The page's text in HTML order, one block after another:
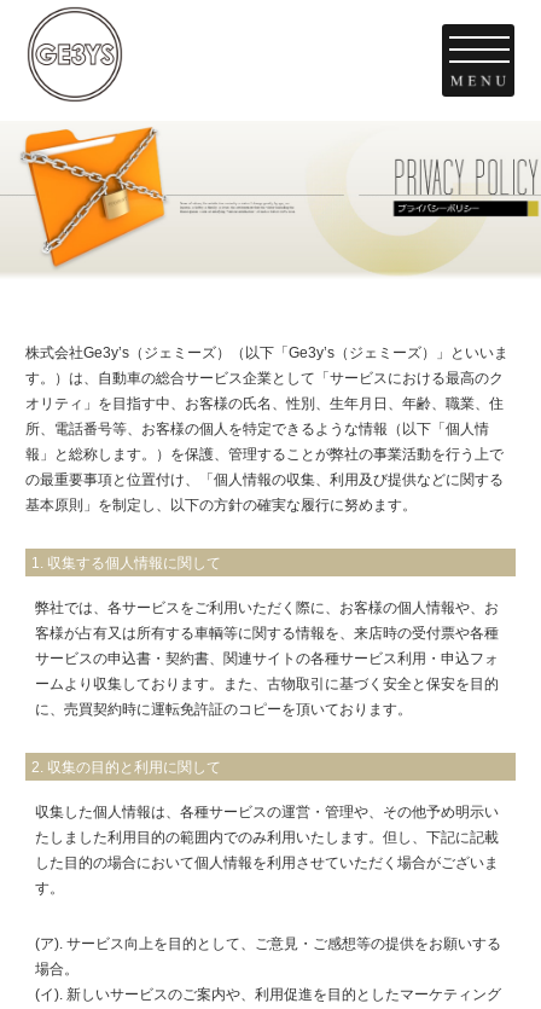
株式会社Ge3y’s（ジェミーズ）（以下「Ge3y’s（ジェミーズ）」といいま
す。）は、自動車の総合サービス企業として「サービスにおける最高のク
オリティ」を目指す中、お客様の氏名、性別、生年月日、年齢、職業、住
所、電話番号等、お客様の個人を特定できるような情報（以下「個人情
報」と総称します。）を保護、管理することが弊社の事業活動を行う上で
の最重要事項と位置付け、「個人情報の収集、利用及び提供などに関する
基本原則」を制定し、以下の方針の確実な履行に努めます。
1. 収集する個人情報に関して
弊社では、各サービスをご利用いただく際に、お客様の個人情報や、お
客様が占有又は所有する車輌等に関する情報を、来店時の受付票や各種
サービスの申込書・契約書、関連サイトの各種サービス利用・申込フォ
ームより収集しております。また、古物取引に基づく安全と保安を目的
に、売買契約時に運転免許証のコピーを頂いております。
2. 収集の目的と利用に関して
収集した個人情報は、各種サービスの運営・管理や、その他予め明示い
たしました利用目的の範囲内でのみ利用いたします。但し、下記に記載
した目的の場合において個人情報を利用させていただく場合がございま
す。
(ア). サービス向上を目的として、ご意見・ご感想等の提供をお願いする
場合。
(イ). 新しいサービスのご案内や、利用促進を目的としたマーケティング